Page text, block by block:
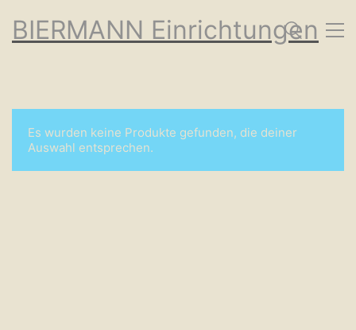
BIERMANN Einrichtungen
Es wurden keine Produkte gefunden, die deiner
Auswahl entsprechen.